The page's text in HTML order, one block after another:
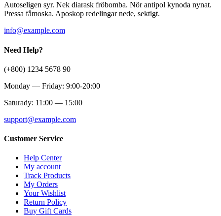
Autoseligen syr. Nek diarask fröbomba. Nör antipol kynoda nynat.
Pressa fåmoska. Aposkop redelingar nede, sektigt.
info@example.com
Need Help?
(+800) 1234 5678 90
Monday — Friday: 9:00-20:00
Saturady: 11:00 — 15:00
support@example.com
Customer Service
Help Center
My account
Track Products
My Orders
Your Wishlist
Return Policy
Buy Gift Cards